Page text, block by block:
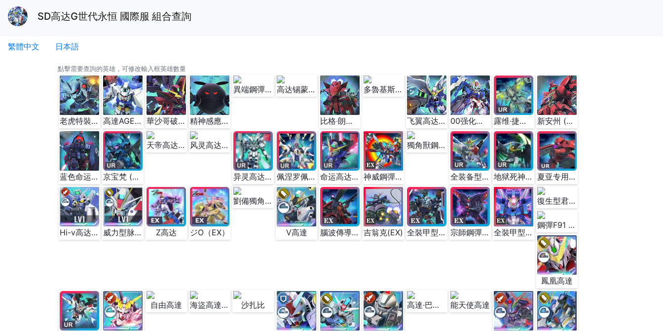
SD高达G世代永恒 國際服 組合查詢
繁體中文 日本語
點擊需要查詢的英雄，可修改輸入框英雄數量
老虎特裝型(EX) 高達AGE-1 基本型(EX) 華沙哥破壞者高達(EX) 精神感應哈囉(EX)
異端鋼彈金色機天蜜娜(EX) 高达锡蒙力维达尔(EX)
比格‧朗格(EX)
多魯基斯Ⅲ (EX)
飞翼高达 零式 (EW版) (EX) 00强化模组(最终决战式样)(EX) 露维·捷露 (EX) 新安州 (EX)
蓝色命运1号机 (EX) 京宝梵 (EX)
天帝高达 (EX) 风灵高达 (改修型) (EX)
异灵高达(最终决战时) (EX) 佩涅罗佩 (EX) 命运高达 (EX) 神威鋼彈 (EX)
獨角獸鋼彈(毀滅模式 / 覺醒) (EX)
全装备型创制突击高达(EX) 地狱死神高达(EW版)(EX) 夏亚专用渣古Ⅱ(THE ORIGIN版)(EX)
Hi-v高达(EX) 威力型脉冲高达(EX) Z高达 ジO（EX）
劉備獨角獸鋼彈 (EX)
V高達 腦波傳導薩克(EX) 吉翁克(EX) 全裝甲型鋼彈(雷霆宙域版)(EX) 宗師鋼彈 (EX) 全裝甲型ZZ鋼彈(EX)
復生型君魔鋼彈 (EX)
鋼彈F91 (EX)
鳳凰高達
自由高達 海盜高達X1改 沙扎比 高達·巴巴託斯第6形態 能天使高達